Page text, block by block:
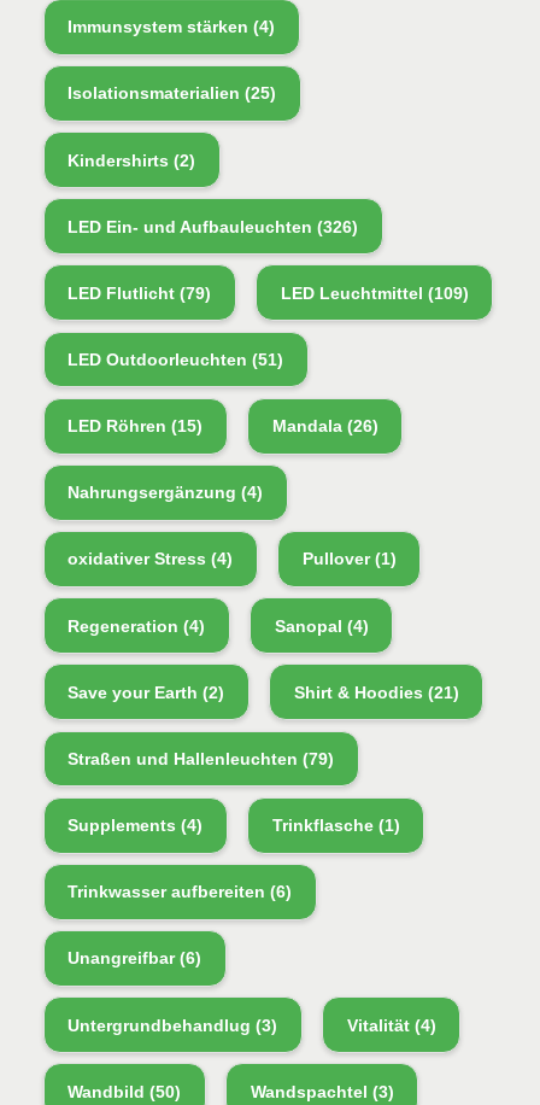
Immunsystem stärken (4)
Isolationsmaterialien (25)
Kindershirts (2)
LED Ein- und Aufbauleuchten (326)
LED Flutlicht (79) LED Leuchtmittel (109)
LED Outdoorleuchten (51)
LED Röhren (15) Mandala(26)
Nahrungsergänzung (4)
oxidativer Stress (4) Pullover(1)
Regeneration (4) Sanopal (4)
Save your Earth (2) Shirt & Hoodies (21)
Straßen und Hallenleuchten (79)
Supplements (4) Trinkflasche(1)
Trinkwasser aufbereiten (6)
Unangreifbar(6)
Untergrundbehandlug (3) Vitalität(4)
Wandbild (50) Wandspachtel (3)